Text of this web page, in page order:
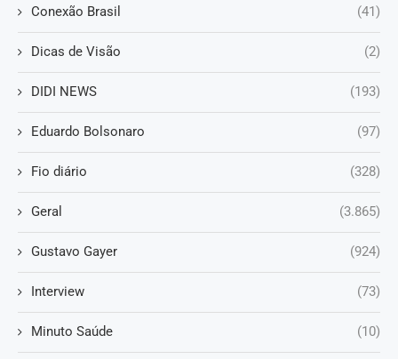
Conexão Brasil (41)
Dicas de Visão (2)
DIDI NEWS (193)
Eduardo Bolsonaro (97)
Fio diário (328)
Geral (3.865)
Gustavo Gayer (924)
Interview (73)
Minuto Saúde (10)